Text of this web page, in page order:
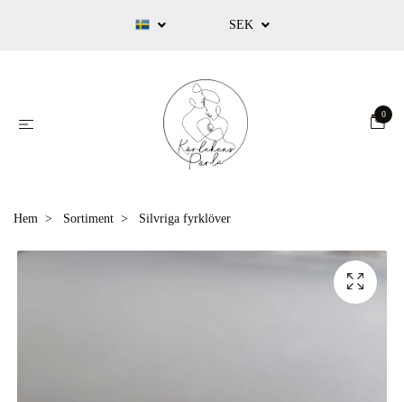
SEK
0
Hem Sortiment Silvriga fyrklöver